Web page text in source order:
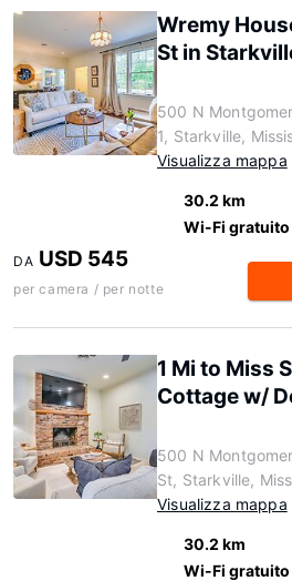
Wremy
St in
500 N
1, Starkville,
Visualizza mappa
30.2 km
Wi-Fi gratuito
DA USD 545
per camera / per notte
1 Mi to Miss
Cottage w/
500 N
St, Starkville,
Visualizza mappa
30.2 km
Wi-Fi gratuito